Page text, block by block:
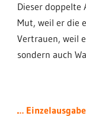
Dieser doppelte
Mut, weil er die
Vertrauen, weil
sondern auch
…